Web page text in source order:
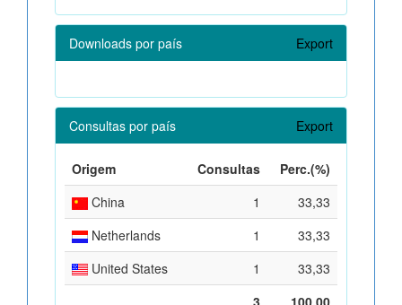
Downloads por país Export
Consultas por país Export
Origem Consultas
Perc.(%)
China
1
33,33
Netherlands
1
33,33
United States
1
33,33
3
100,00